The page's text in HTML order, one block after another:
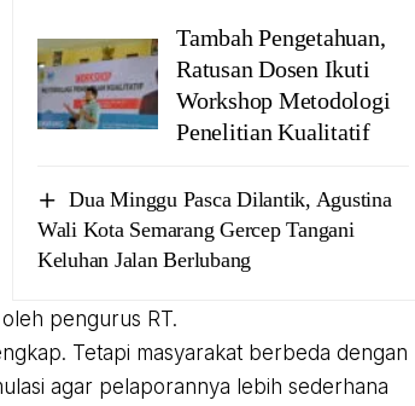
Tambah Pengetahuan,
Ratusan Dosen Ikuti
Workshop Metodologi
Penelitian Kualitatif
Dua Minggu Pasca Dilantik, Agustina
Wali Kota Semarang Gercep Tangani
Keluhan Jalan Berlubang
pengurus RT.
Tetapi masyarakat berbeda dengan
agar pelaporannya lebih sederhana